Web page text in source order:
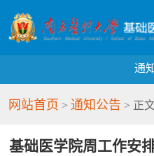
通
网站首页 > 通知公告 > 正
基础医学院周工作安